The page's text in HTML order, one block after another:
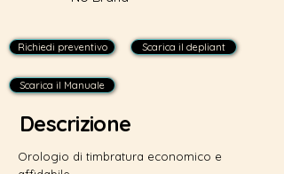
Richiedi preventivo Scarica il depliant
Scarica il Manuale
Descrizione
Orologio di timbratura economico e